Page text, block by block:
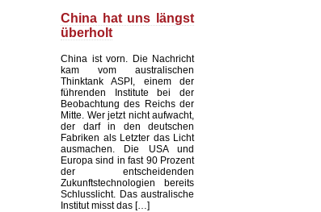
China hat uns längst
überholt
China ist vorn. Die Nachricht
kam vom australischen
Thinktank ASPI, einem der
führenden Institute bei der
Beobachtung des Reichs der
Mitte. Wer jetzt nicht aufwacht,
der darf in den deutschen
Fabriken als Letzter das Licht
ausmachen. Die USA und
Europa sind in fast 90 Prozent
der entscheidenden
Zukunftstechnologien bereits
Schlusslicht. Das australische
Institut misst das […]